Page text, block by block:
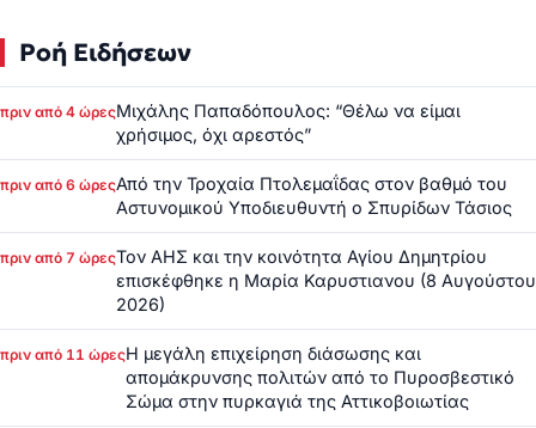
Ροή Ειδήσεων
πριν από 4 ώρεςΜιχάλης Παπαδόπουλος: “Θέλω να είμαι
χρήσιμος, όχι αρεστός”
πριν από 6 ώρεςΑπό την Τροχαία Πτολεμαΐδας στον βαθμό του
Αστυνομικού Υποδιευθυντή ο Σπυρίδων Τάσιος
πριν από 7 ώρεςΤον ΑΗΣ και την κοινότητα Αγίου Δημητρίου
επισκέφθηκε η Μαρία Καρυστιανου (8 Αυγούστου
2026)
πριν από 11 ώρεςΗ μεγάλη επιχείρηση διάσωσης και
απομάκρυνσης πολιτών από το Πυροσβεστικό
Σώμα στην πυρκαγιά της Αττικοβοιωτίας